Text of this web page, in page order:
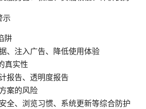
示
阱
、注入广告、降低使用体验
真实性
报告、透明度报告
案的风险
全、浏览习惯、系统更新等综合防护